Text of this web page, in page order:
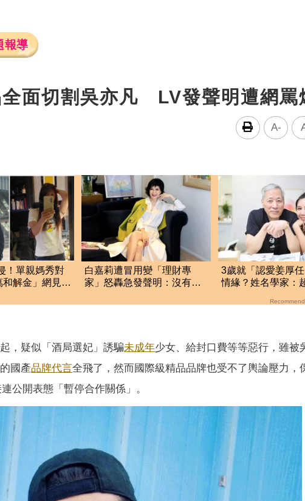
報導
全面切割吳亦凡 LV發聲明遭網罵
A-
！單親媽秀對
解金」網見
白嘉莉遭冒用變「理財專
家」怒轟急發聲明：沒有我
3歲就「認愛姜厚
情緣？姓名學家：
，疑似「酒局選妃」誘騙未成年少女、給封口費等等惡行，雖被
國產品牌代言全飛了，然而國際級精品品牌也受不了輿論壓力，
公開表態「暫停合作關係」。